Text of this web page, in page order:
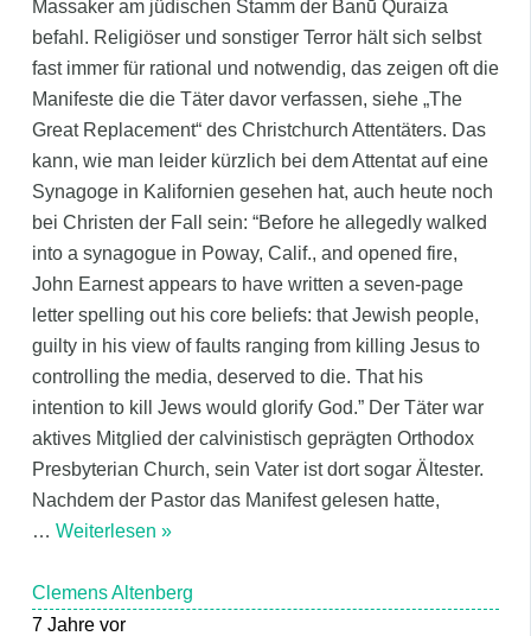
Massaker am jüdischen Stamm der Banū Quraiza
befahl. Religiöser und sonstiger Terror hält sich selbst
fast immer für rational und notwendig, das zeigen oft die
Manifeste die die Täter davor verfassen, siehe „The
Great Replacement“ des Christchurch Attentäters. Das
kann, wie man leider kürzlich bei dem Attentat auf eine
Synagoge in Kalifornien gesehen hat, auch heute noch
bei Christen der Fall sein: “Before he allegedly walked
into a synagogue in Poway, Calif., and opened fire,
John Earnest appears to have written a seven-page
letter spelling out his core beliefs: that Jewish people,
guilty in his view of faults ranging from killing Jesus to
controlling the media, deserved to die. That his
intention to kill Jews would glorify God.” Der Täter war
aktives Mitglied der calvinistisch geprägten Orthodox
Presbyterian Church, sein Vater ist dort sogar Ältester.
Nachdem der Pastor das Manifest gelesen hatte,
… Weiterlesen »
Clemens Altenberg
7 Jahre vor